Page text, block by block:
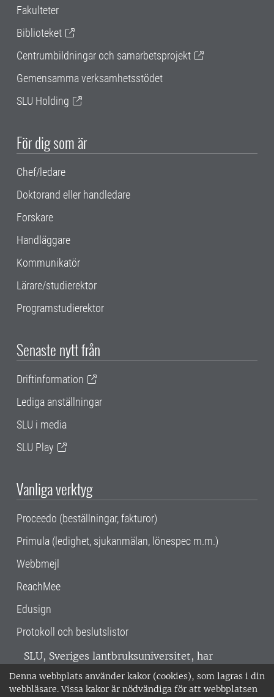
Denna webbplats använder kakor (cookies), som lagras i din
webbläsare. Vissa kakor är nödvändiga för att webbplatsen
Fakulteter
Biblioteket
Centrumbildningar och samarbetsprojekt
Gemensamma verksamhetsstödet
SLU Holding
För dig som är
Chef/ledare
Doktorand eller handledare
Forskare
Handläggare
Kommunikatör
Lärare/studierektor
Programstudierektor
Senaste nytt från
Driftinformation
Lediga anställningar
SLU i media
SLU Play
Vanliga verktyg
Proceedo (beställningar, fakturor)
Primula (ledighet, sjukanmälan, lönespec m.m.)
Webbmejl
ReachMee
Edusign
Protokoll och beslutslistor
SLU, Sveriges lantbruksuniversitet, har
verksamhet över hela Sverige. Huvudorter är
Alnarp, Uppsala och Umeå.SLU är